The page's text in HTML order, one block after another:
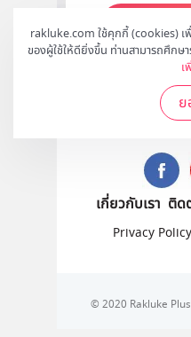
rakluke.com ใช้คุกกี้ (cookies)
ของผู้ใช้ให้ดียิ่งขึ้น ท่านสามารถศึกษา
เ
ติดต
เกี่ยวกับเรา ติด
Privacy Policy
© 2020 Rakluke Plus